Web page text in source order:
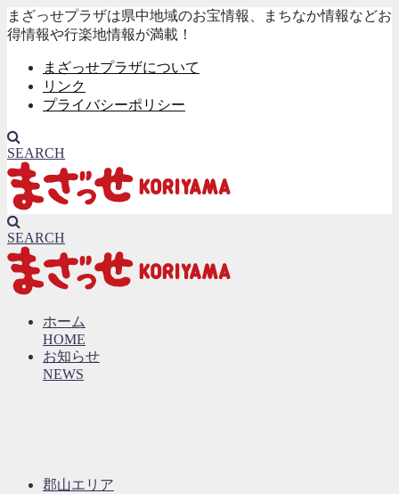
まざっせプラザは県中地域のお宝情報、まちなか情報などお
得情報や行楽地情報が満載！
まざっせプラザについて
リンク
プライバシーポリシー
SEARCH
SEARCH
ホーム
HOME
お知らせ
NEWS
郡山エリア